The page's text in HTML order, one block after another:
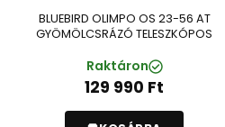
BLUEBIRD OLIMPO OS 23-56 AT
GYÖMÖLCSRÁZÓ TELESZKÓPOS
Raktáron
129 990 Ft